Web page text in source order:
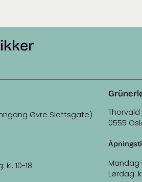
Øvre Slottsgate)
10-18
0555
Mandag-
Lørdag: